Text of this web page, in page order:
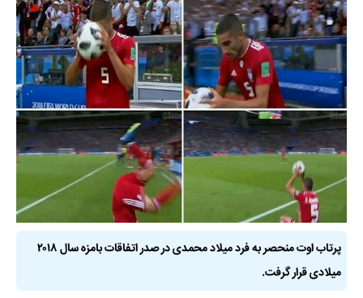
پرتاب اوت منحصر به فرد میلاد محمدی در صدر اتفاقات بامزه سال ۲۰۱۸
میلادی قرار گرفت.